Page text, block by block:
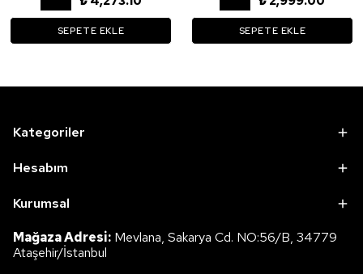
SEPETE EKLE SEPETE EKLE
Kategoriler
Hesabım
Kurumsal
Mağaza Adresi: Mevlana, Sakarya Cd. NO:56/B, 34779
Ataşehir/İstanbul